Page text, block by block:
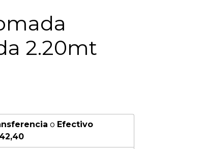
2.20mt
o Efectivo